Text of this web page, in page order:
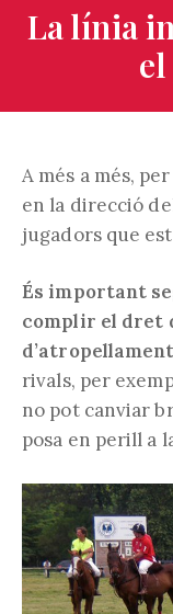
La línia
A més a més,
en la direcció
jugadors que
És important
complir el dret
d’atropellament
rivals, per
no pot canviar
posa en perill a